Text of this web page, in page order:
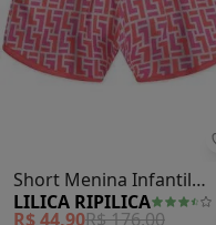
Short Menina Infantil
(Laranja)
LILICA RIPILICA
R$ 44,90R$ 176,00